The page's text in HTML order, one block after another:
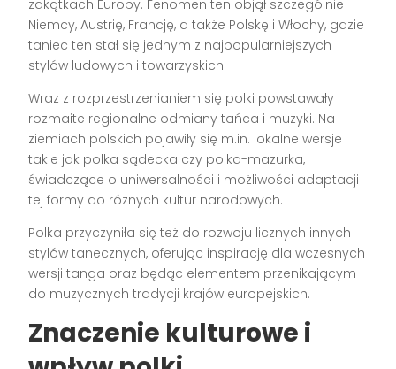
zakątkach Europy. Fenomen ten objął szczególnie
Niemcy, Austrię, Francję, a także Polskę i Włochy, gdzie
taniec ten stał się jednym z najpopularniejszych
stylów ludowych i towarzyskich.
Wraz z rozprzestrzenianiem się polki powstawały
rozmaite regionalne odmiany tańca i muzyki. Na
ziemiach polskich pojawiły się m.in. lokalne wersje
takie jak polka sądecka czy polka-mazurka,
świadczące o uniwersalności i możliwości adaptacji
tej formy do różnych kultur narodowych.
Polka przyczyniła się też do rozwoju licznych innych
stylów tanecznych, oferując inspirację dla wczesnych
wersji tanga oraz będąc elementem przenikającym
do muzycznych tradycji krajów europejskich.
Znaczenie kulturowe i